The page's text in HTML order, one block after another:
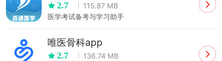
2.7
115.87 MB
医学考试备考与学习助手
唯医骨科app
2.7
136.74 MB